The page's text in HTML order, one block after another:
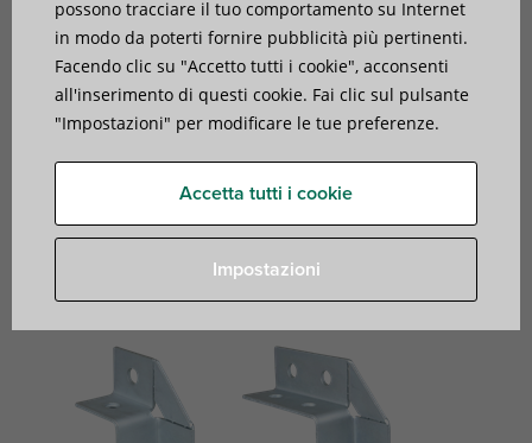
Walraven Strut
Collegamento a 90° / 2D
(BUP1000)
per collegamenti angolari rigidi
possono tracciare il tuo comportamento su Internet
in modo da poterti fornire pubblicità più pertinenti.
Facendo clic su "Accetto tutti i cookie", acconsenti
all'inserimento di questi cookie. Fai clic sul pulsante
"Impostazioni" per modificare le tue preferenze.
Accetta tutti i cookie
Impostazioni